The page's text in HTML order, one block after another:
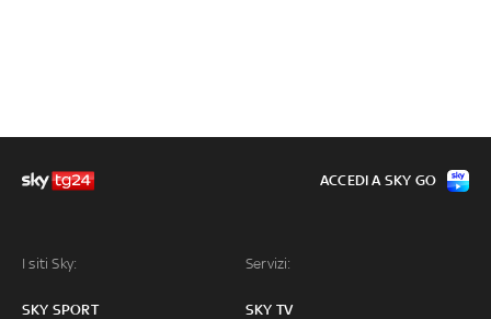
I siti Sky:
SKY SPORT
Servizi:
SKY TV
ACCEDI A SKY GO